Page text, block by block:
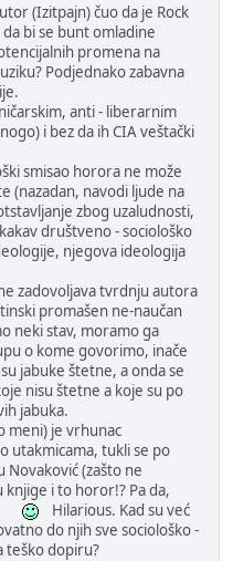
(Izitpajn) čuo da je Rock
bi se bunt omladine
promena na
Podjednako zabavna
anti - liberarnim
i bez da ih CIA veštački
smisao horora ne može
(nazadan, navodi ljude na
zbog uzaludnosti,
društveno - sociološko
njegova ideologija
zadovoljava tvrdnju autora
promašen ne-naučan
neki stav, moramo ga
o kome govorimo, inače
jabuke štetne, a onda se
nisu štetne a koje su po
jabuka.
meni) je vrhunac
utakmicama, tukli se po
Novaković (zašto ne
knjige i to horor!? Pa da,
Hilarious. Kad su već
do njih sve sociološko -
teško dopiru?